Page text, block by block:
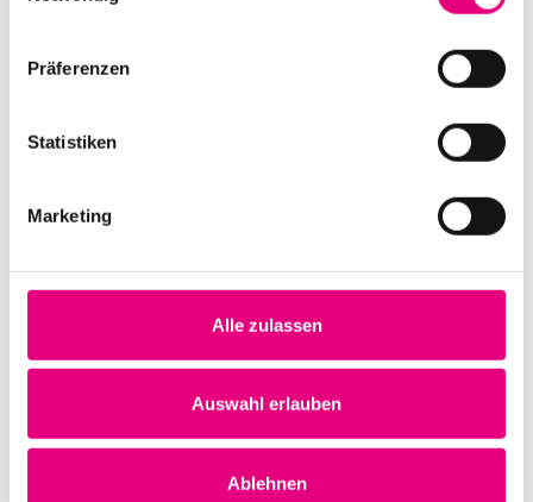
Präferenzen
Statistiken
Marketing
Alle zulassen
Auswahl erlauben
Ablehnen
To the venues